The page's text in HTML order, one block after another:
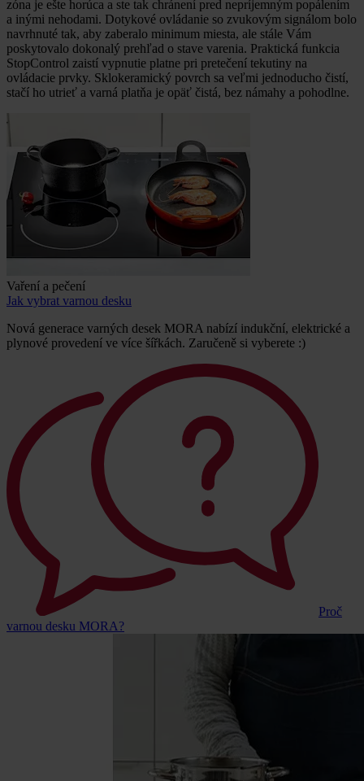
zóna je ešte horúca a ste tak chránení pred nepríjemným popálením
a inými nehodami. Dotykové ovládanie so zvukovým signálom bolo
navrhnuté tak, aby zaberalo minimum miesta, ale stále Vám
poskytovalo dokonalý prehľad o stave varenia. Praktická funkcia
StopControl zaistí vypnutie platne pri pretečení tekutiny na
ovládacie prvky. Sklokeramický povrch sa veľmi jednoducho čistí,
stačí ho utrieť a varná platňa je opäť čistá, bez námahy a pohodlne.
Vaření a pečení
Jak vybrat varnou desku
Nová generace varných desek MORA nabízí indukční, elektrické a
plynové provedení ve více šířkách. Zaručeně si vyberete :)
Proč
varnou desku MORA?